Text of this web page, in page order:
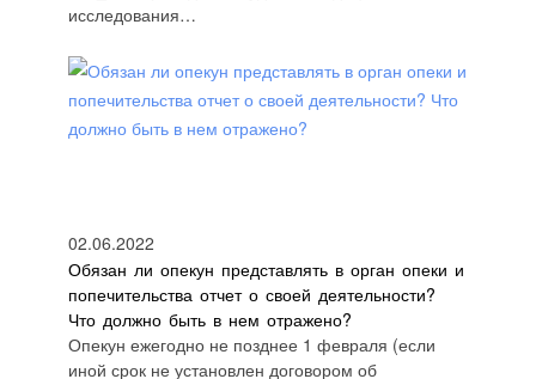
исследования…
02.06.2022
Обязан ли опекун представлять в орган опеки и
попечительства отчет о своей деятельности?
Что должно быть в нем отражено?
Опекун ежегодно не позднее 1 февраля (если
иной срок не установлен договором об